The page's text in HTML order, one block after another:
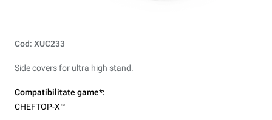
Cod: XUC233
Side covers for ultra high stand.
Compatibilitate game*:
CHEFTOP-X™